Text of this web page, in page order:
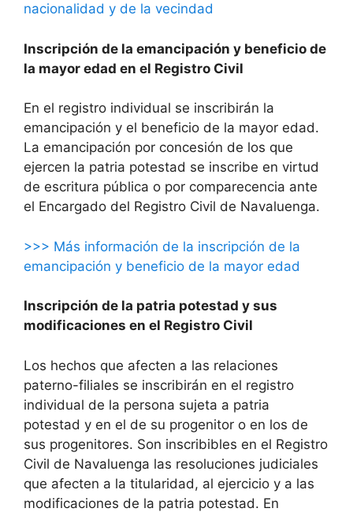
nacionalidad y de la vecindad
Inscripción de la emancipación y beneficio de
la mayor edad en el Registro Civil
En el registro individual se inscribirán la
emancipación y el beneficio de la mayor edad.
La emancipación por concesión de los que
ejercen la patria potestad se inscribe en virtud
de escritura pública o por comparecencia ante
el Encargado del Registro Civil de Navaluenga.
>>> Más información de la inscripción de la
emancipación y beneficio de la mayor edad
Inscripción de la patria potestad y sus
modificaciones en el Registro Civil
Los hechos que afecten a las relaciones
paterno-filiales se inscribirán en el registro
individual de la persona sujeta a patria
potestad y en el de su progenitor o en los de
sus progenitores. Son inscribibles en el Registro
Civil de Navaluenga las resoluciones judiciales
que afecten a la titularidad, al ejercicio y a las
modificaciones de la patria potestad. En